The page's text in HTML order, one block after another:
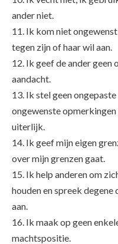
ander niet.
11. Ik kom niet
tegen zijn of haar wil aan.
12. Ik geef de ander geen
aandacht.
13. Ik stel geen
ongewenste
uiterlijk.
14. Ik geef mijn eigen
over mijn grenzen gaat.
15. Ik help anderen om
houden en spreek
aan.
16. Ik maak op geen
machtspositie.